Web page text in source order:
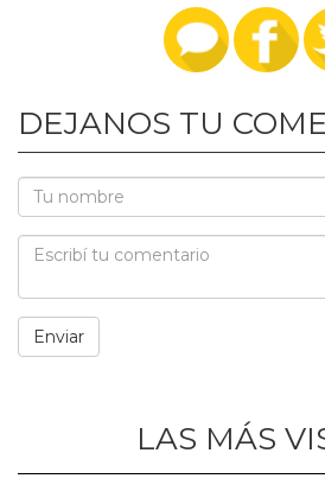
DEJANOS TU
LAS MÁS